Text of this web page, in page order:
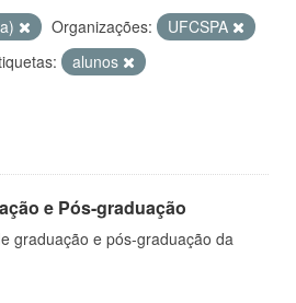
Organizações:
UFCSPA
alunos
e Pós-graduação
graduação e pós-graduação da